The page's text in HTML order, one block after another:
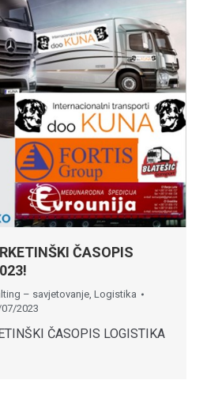
ČASOPIS
– savjetovanje, Logistika
2023
ČASOPIS LOGISTIKA